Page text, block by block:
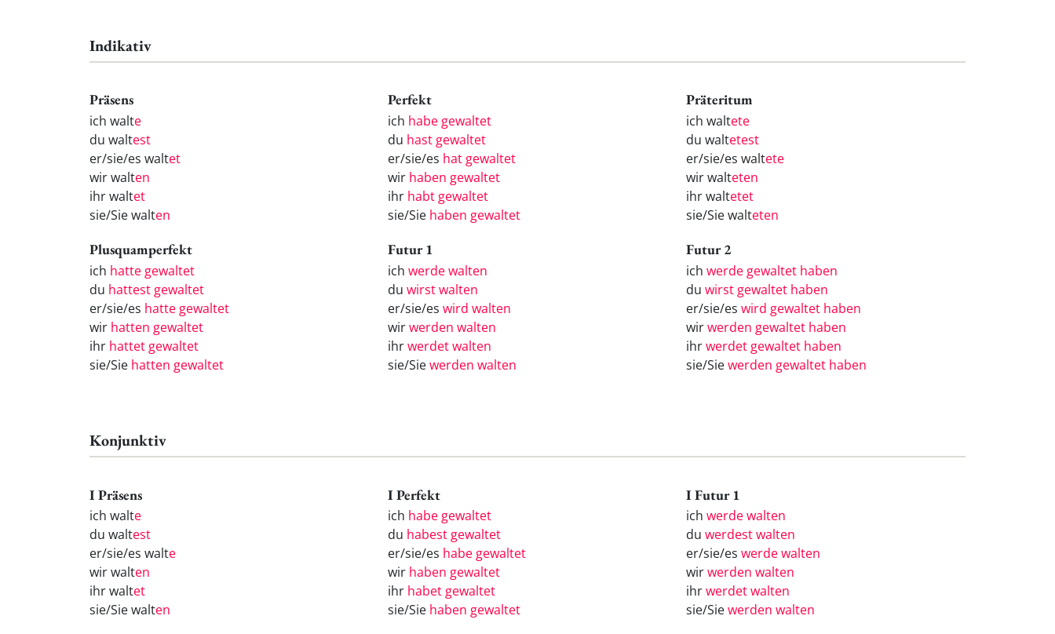
Indikativ
Präsens
ich walte
du waltest
er/sie/es waltet
wir walten
ihr waltet
sie/Sie walten
Perfekt
ich habe gewaltet
du hast gewaltet
er/sie/es hat gewaltet
wir haben gewaltet
ihr habt gewaltet
sie/Sie haben gewaltet
Präteritum
ich waltete
du waltetest
er/sie/es waltete
wir walteten
ihr waltetet
sie/Sie walteten
Plusquamperfekt
ich hatte gewaltet
du hattest gewaltet
er/sie/es hatte gewaltet
wir hatten gewaltet
ihr hattet gewaltet
sie/Sie hatten gewaltet
Futur 1
ich werde walten
du wirst walten
er/sie/es wird walten
wirwerden walten
ihrwerdet walten
sie/Siewerden walten
Futur 2
ich werde gewaltet haben
du wirst gewaltet haben
er/sie/es wird gewaltet haben
wirwerden gewaltet haben
ihrwerdet gewaltet haben
sie/Siewerden gewaltet haben
Konjunktiv
I Präsens
ich walte
du waltest
er/sie/es walte
wir walten
ihr waltet
sie/Sie walten
I Perfekt
ich habe gewaltet
du habest gewaltet
er/sie/es habe gewaltet
wir haben gewaltet
ihr habet gewaltet
sie/Sie haben gewaltet
I Futur 1
ich werde walten
du werdest walten
er/sie/es werde walten
wirwerden walten
ihrwerdet walten
sie/Siewerden walten